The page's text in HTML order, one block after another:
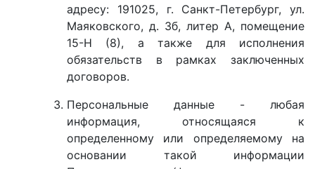
адресу: 191025, г. Санкт-Петербург, ул.
Маяковского, д. 3б, литер А, помещение
15-Н (8), а также для исполнения
обязательств в рамках заключенных
договоров.
Персональные данные - любая
информация, относящаяся к
определенному или определяемому на
основании такой информации